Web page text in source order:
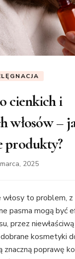
cienkich i
włosów –
produkty?
2025
włosy to problem,
pasma mogą być
przez
kosmetyki
znaczną poprawę